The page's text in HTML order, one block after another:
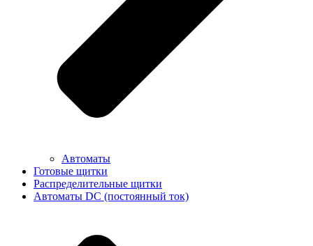
Автоматы
Готовые щитки
Распределительные щитки
Автоматы DC (постоянный ток)